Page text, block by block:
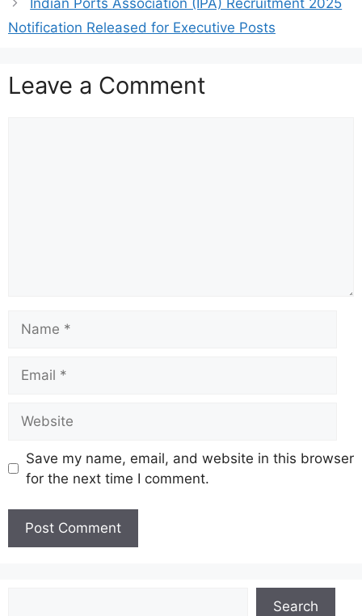
Notification Released for Executive Posts
Leave a Comment
Save my name, email, and website in this browser
for the next time I comment.
Search